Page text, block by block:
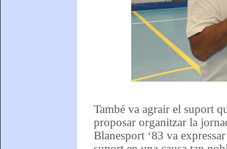
També va agrair el suport
proposar organitzar la
Blanesport ‘83 va